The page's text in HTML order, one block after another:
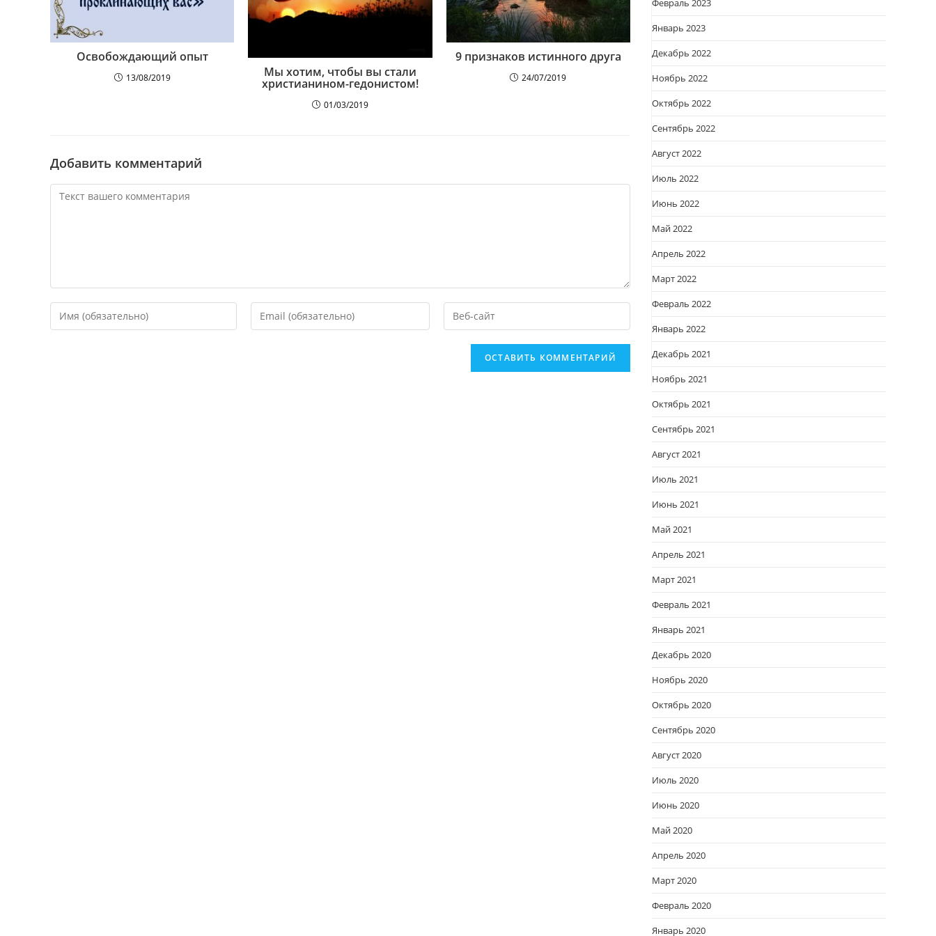
Освобождающий опыт
13/08/2019 Мы хотим, чтобы вы стали
христианином-гедонистом!
01/03/2019
9 признаков истинного друга
24/07/2019
Добавить комментарий
Февраль 2023
Январь 2023
Декабрь 2022
Ноябрь 2022
Октябрь 2022
Сентябрь 2022
Август 2022
Июль 2022
Июнь 2022
Май 2022
Апрель 2022
Март 2022
Февраль 2022
Январь 2022
Декабрь 2021
Ноябрь 2021
Октябрь 2021
Сентябрь 2021
Август 2021
Июль 2021
Июнь 2021
Май 2021
Апрель 2021
Март 2021
Февраль 2021
Январь 2021
Декабрь 2020
Ноябрь 2020
Октябрь 2020
Сентябрь 2020
Август 2020
Июль 2020
Июнь 2020
Май 2020
Апрель 2020
Март 2020
Февраль 2020
Январь 2020